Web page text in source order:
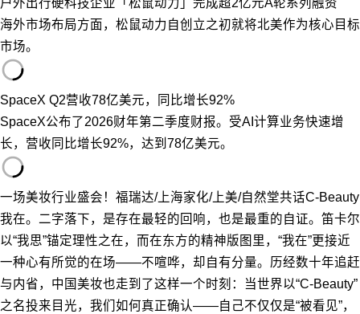
海外市场布局方面，松鼠动力自创立之初就将北美作为核心目标
市场。
SpaceX Q2营收78亿美元，同比增长92%
SpaceX公布了2026财年第二季度财报。受AI计算业务快速增
长，营收同比增长92%，达到78亿美元。
一场美妆行业盛会！福瑞达/上海家化/上美/自然堂共话C-Beauty
我在。二字落下，是存在最轻的回响，也是最重的自证。笛卡尔
以“我思”锚定理性之在，而在东方的精神版图里，“我在”更接近
一种心有所觉的在场——不喧哗，却自有分量。历经数十年追赶
与内省，中国美妆也走到了这样一个时刻：当世界以“C-Beauty”
之名投来目光，我们如何真正确认——自己不仅仅是“被看见”，